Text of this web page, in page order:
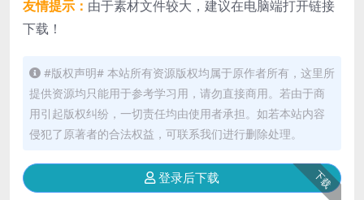
友情提示： 由于素材文件较大，建议在电脑端打开链接
下载！
#版权声明# 本站所有资源版权均属于原作者所有，这里所
提供资源均只能用于参考学习用，请勿直接商用。若由于商
用引起版权纠纷，一切责任均由使用者承担。如若本站内容
侵犯了原著者的合法权益，可联系我们进行删除处理。
下载
登录后下载